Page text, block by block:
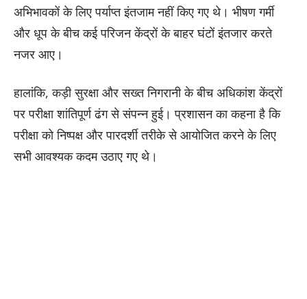
अभिभावकों के लिए पर्याप्त इंतजाम नहीं किए गए थे। भीषण गर्मी
और धूप के बीच कई परिजन केंद्रों के बाहर घंटों इंतजार करते
नजर आए।
हालांकि, कड़ी सुरक्षा और सख्त निगरानी के बीच अधिकांश केंद्रों
पर परीक्षा शांतिपूर्ण ढंग से संपन्न हुई। प्रशासन का कहना है कि
परीक्षा को निष्पक्ष और पारदर्शी तरीके से आयोजित करने के लिए
सभी आवश्यक कदम उठाए गए थे।